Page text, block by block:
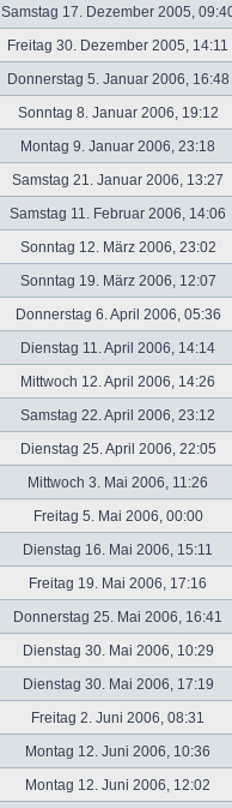
Samstag 17. Dezember 2005,
Freitag 30. Dezember 2005, 14:11
Donnerstag 5. Januar 2006, 16:48
Sonntag 8. Januar 2006, 19:12
Montag 9. Januar 2006, 23:18
Samstag 21. Januar 2006, 13:27
Samstag 11. Februar 2006, 14:06
Sonntag 12. März 2006, 23:02
Sonntag 19. März 2006, 12:07
Donnerstag 6. April 2006, 05:36
Dienstag 11. April 2006, 14:14
Mittwoch 12. April 2006, 14:26
Samstag 22. April 2006, 23:12
Dienstag 25. April 2006, 22:05
Mittwoch 3. Mai 2006, 11:26
Freitag 5. Mai 2006, 00:00
Dienstag 16. Mai 2006, 15:11
Freitag 19. Mai 2006, 17:16
Donnerstag 25. Mai 2006, 16:41
Dienstag 30. Mai 2006, 10:29
Dienstag 30. Mai 2006, 17:19
Freitag 2. Juni 2006, 08:31
Montag 12. Juni 2006, 10:36
Montag 12. Juni 2006, 12:02